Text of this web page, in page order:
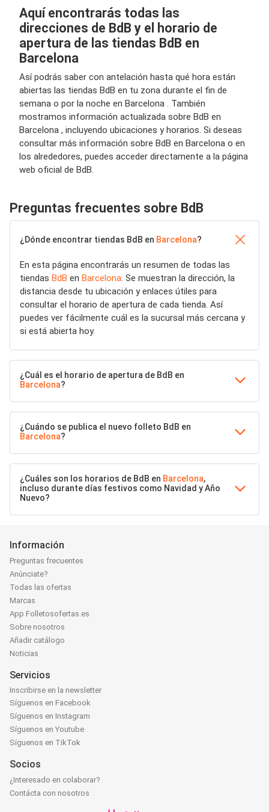
Aquí encontrarás todas las
direcciones de BdB y el horario de
apertura de las tiendas BdB en
Barcelona
Así podrás saber con antelación hasta qué hora están
abiertas las tiendas BdB en tu zona durante el fin de
semana o por la noche en Barcelona . También
mostramos información actualizada sobre BdB en
Barcelona , incluyendo ubicaciones y horarios. Si deseas
consultar más información sobre BdB en Barcelona o en
los alrededores, puedes acceder directamente a la página
web oficial de BdB.
Preguntas frecuentes sobre BdB
¿Dónde encontrar tiendas BdB en Barcelona?
En esta página encontrarás un resumen de todas las
tiendas BdB en Barcelona. Se muestran la dirección, la
distancia desde tu ubicación y enlaces útiles para
consultar el horario de apertura de cada tienda. Así
puedes ver fácilmente cuál es la sucursal más cercana y
si está abierta hoy.
¿Cuál es el horario de apertura de BdB en
Barcelona?
¿Cuándo se publica el nuevo folleto BdB en
Barcelona?
¿Cuáles son los horarios de BdB en Barcelona,
incluso durante días festivos como Navidad y Año
Nuevo?
Información
Preguntas frecuentes
Anúnciate?
Todas las ofertas
Marcas
App Folletosofertas.es
Sobre nosotros
Añadir catálogo
Noticias
Servicios
Inscribirse en la newsletter
Síguenos en Facebook
Síguenos en Instagram
Síguenos en Youtube
Síguenos en TikTok
Socios
¿Interesado en colaborar?
Contácta con nosotros